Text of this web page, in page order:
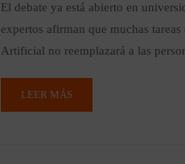
El debate ya está abierto en
expertos afirman que muchas
Artificial no reemplazará a las
LEER MÁS